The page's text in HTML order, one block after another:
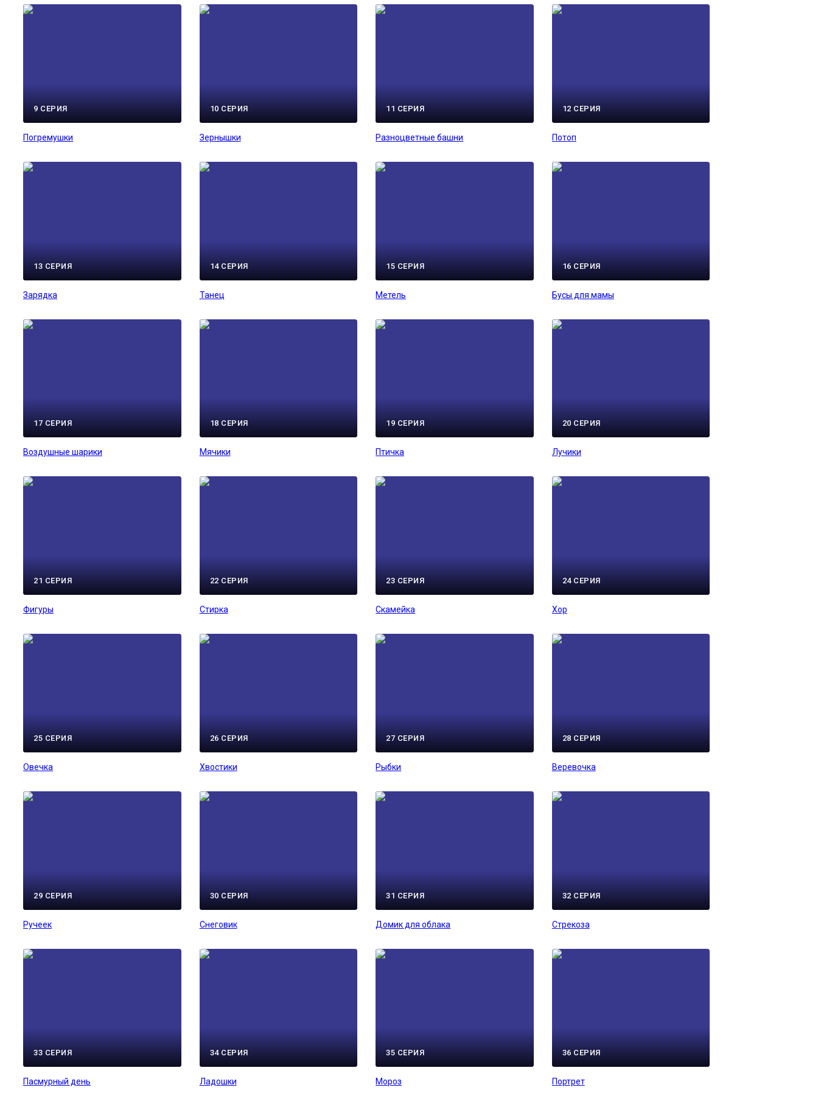
9 СЕРИЯ
Погремушки
10 СЕРИЯ
Зернышки
11 СЕРИЯ
Разноцветные башни
12 СЕРИЯ
Потоп
13 СЕРИЯ
Зарядка
14 СЕРИЯ
Танец
15 СЕРИЯ
Метель
16 СЕРИЯ
Бусы для мамы
17 СЕРИЯ
Воздушные шарики
18 СЕРИЯ
Мячики
19 СЕРИЯ
Птичка
20 СЕРИЯ
Лучики
21 СЕРИЯ
Фигуры
22 СЕРИЯ
Стирка
23 СЕРИЯ
Скамейка
24 СЕРИЯ
Хор
25 СЕРИЯ
Овечка
26 СЕРИЯ
Хвостики
27 СЕРИЯ
Рыбки
28 СЕРИЯ
Веревочка
29 СЕРИЯ
Ручеек
30 СЕРИЯ
Снеговик
31 СЕРИЯ
Домик для облака
32 СЕРИЯ
Стрекоза
33 СЕРИЯ
Пасмурный день
34 СЕРИЯ
Ладошки
35 СЕРИЯ
Мороз
36 СЕРИЯ
Портрет